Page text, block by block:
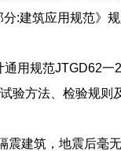
:建筑应用规范》
用规范JTGD62
验方法、检验规则
震建筑，地震后毫